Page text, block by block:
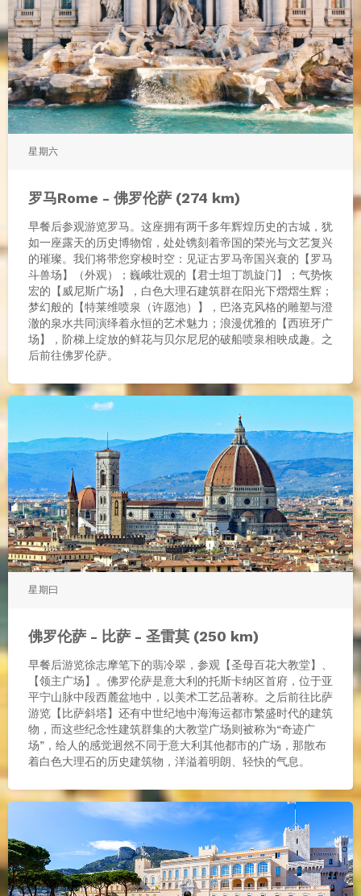
星期六
罗马Rome - 佛罗伦萨 (274 km)
早餐后参观游览罗马。这座拥有两千多年辉煌历史的古城，犹
如一座露天的历史博物馆，处处镌刻着帝国的荣光与文艺复兴
的璀璨。我们将带您穿梭时空：见证古罗马帝国兴衰的【罗马
斗兽场】（外观）；巍峨壮观的【君士坦丁凯旋门】；气势恢
宏的【威尼斯广场】，白色大理石建筑群在阳光下熠熠生辉；
梦幻般的【特莱维喷泉（许愿池）】，巴洛克风格的雕塑与澄
澈的泉水共同演绎着永恒的艺术魅力；浪漫优雅的【西班牙广
场】，阶梯上绽放的鲜花与贝尔尼尼的破船喷泉相映成趣。之
后前往佛罗伦萨。
星期曰
佛罗伦萨 - 比萨 - 圣雷莫 (250 km)
早餐后游览徐志摩笔下的翡冷翠，参观【圣母百花大教堂】、
【领主广场】。佛罗伦萨是意大利的托斯卡纳区首府，位于亚
平宁山脉中段西麓盆地中，以美术工艺品著称。之后前往比萨
游览【比萨斜塔】还有中世纪地中海海运都市繁盛时代的建筑
物，而这些纪念性建筑群集的大教堂广场则被称为“奇迹广
场”，给人的感觉迥然不同于意大利其他都市的广场，那散布
着白色大理石的历史建筑物，洋溢着明朗、轻快的气息。